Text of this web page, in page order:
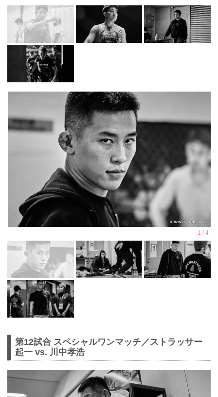
第12試合 スペシャルワンマッチ／ストラッサー
起一 vs. 川中孝浩